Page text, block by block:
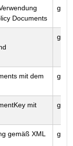
Documents
mit dem
mit
gemäß XML